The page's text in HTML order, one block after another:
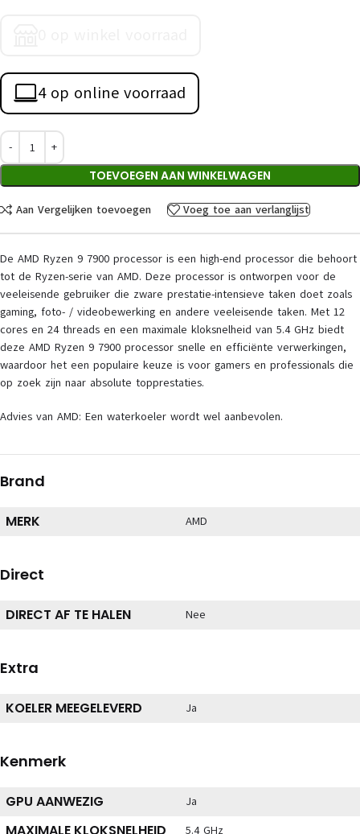
4 op online voorraad
TOEVOEGEN AAN WINKELWAGEN
Aan Vergelijken toevoegen Voeg toe aan verlanglijst
De AMD Ryzen 9 7900 processor is een high-end processor die behoort
tot de Ryzen-serie van AMD. Deze processor is ontworpen voor de
veeleisende gebruiker die zware prestatie-intensieve taken doet zoals
gaming, foto- / videobewerking en andere veeleisende taken. Met 12
cores en 24 threads en een maximale kloksnelheid van 5.4 GHz biedt
deze AMD Ryzen 9 7900 processor snelle en efficiënte verwerkingen,
waardoor het een populaire keuze is voor gamers en professionals die
op zoek zijn naar absolute topprestaties.
Advies van AMD: Een waterkoeler wordt wel aanbevolen.
Brand
MERK AMD
Direct
DIRECT AF TE HALEN Nee
Extra
KOELER MEEGELEVERD Ja
Kenmerk
GPU AANWEZIG Ja
5.4 GHz